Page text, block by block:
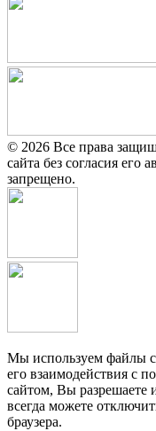
© 2026 Все права
сайта без согласия его
запрещено.
Мы используем файлы
его взаимодействия с
сайтом, Вы разрешаете
всегда можете
браузера.